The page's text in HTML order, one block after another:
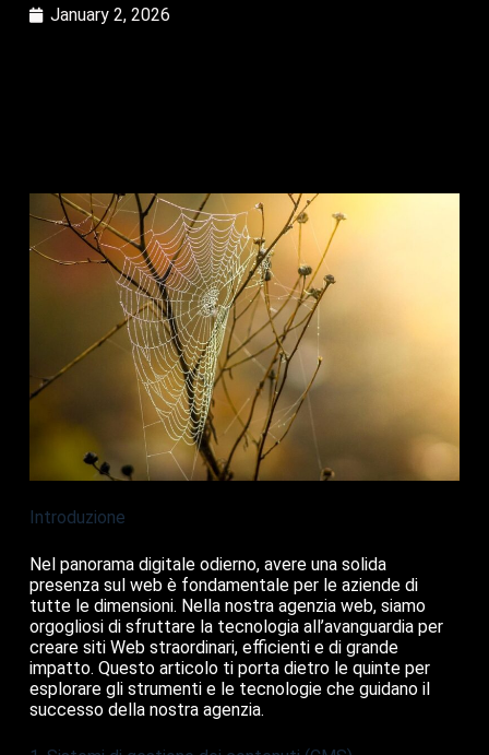
January 2, 2026
Introduzione
Nel panorama digitale odierno, avere una solida
presenza sul web è fondamentale per le aziende di
tutte le dimensioni. Nella nostra agenzia web, siamo
orgogliosi di sfruttare la tecnologia all’avanguardia per
creare siti Web straordinari, efficienti e di grande
impatto. Questo articolo ti porta dietro le quinte per
esplorare gli strumenti e le tecnologie che guidano il
successo della nostra agenzia.